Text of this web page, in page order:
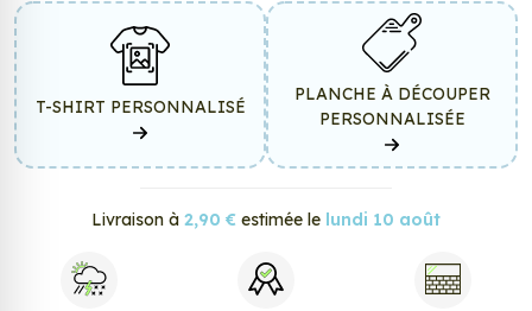
T-SHIRT PERSONNALISÉ
PLANCHE À DÉCOUPER
PERSONNALISÉE
Livraison à 2,90 € estimée le lundi 10 août